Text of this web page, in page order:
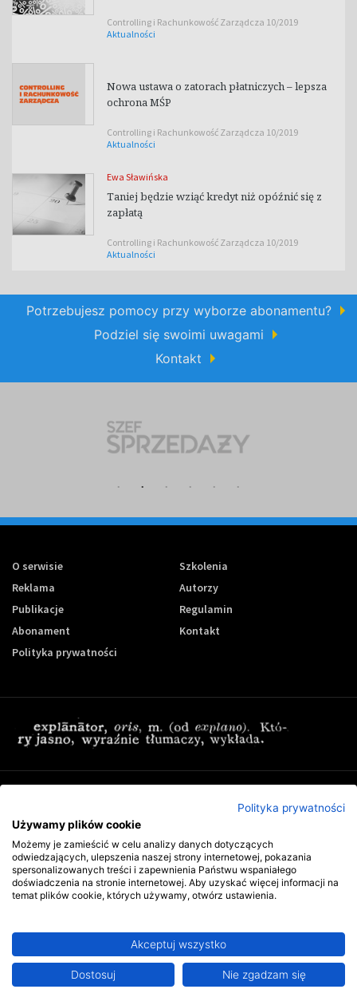
Controlling i Rachunkowość Zarządcza 10/2019
Aktualności
Nowa ustawa o zatorach płatniczych – lepsza
ochrona MŚP
Controlling i Rachunkowość Zarządcza 10/2019
Aktualności
Ewa Sławińska
Taniej będzie wziąć kredyt niż opóźnić się z
zapłatą
Controlling i Rachunkowość Zarządcza 10/2019
Aktualności
Potrzebujesz pomocy przy wyborze abonamentu?
Podziel się swoimi uwagami
Kontakt
O serwisie
Szkolenia
Reklama
Autorzy
Publikacje
Regulamin
Abonament
Kontakt
Polityka prywatności
Copyright © 2009-2026 Wszystkie prawa zastrzeżone. Wydawnictwo
szkolenia i publikacje.
Ta strona jest chroniona przez reCAPTCHA i obowiązują na niejpolityka
prywatnościorazwarunki korzystania z usługifirmy Google.
Abonament już od 102 zł miesięcznie
Dwutygodniowy dostęp bez zobowiązań
Polityka prywatności
Używamy plików cookie
Możemy je zamieścić w celu analizy danych dotyczących
odwiedzających, ulepszenia naszej strony internetowej, pokazania
spersonalizowanych treści i zapewnienia Państwu wspaniałego
doświadczenia na stronie internetowej. Aby uzyskać więcej informacji na
temat plików cookie, których używamy, otwórz ustawienia.
Akceptuj wszystko
Dostosuj Nie zgadzam się